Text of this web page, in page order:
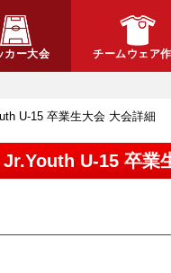
カー大会 チームウェア
U-15 卒業生大会 大会詳細
U-15 卒業